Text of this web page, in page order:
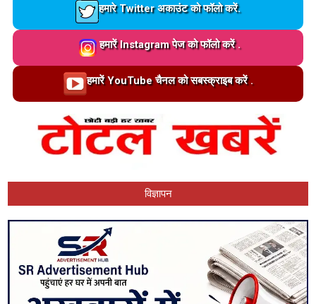
Loading…
हमारे Twitter अकाउंट को फॉलो करें.
Loading…
हमारें Instagram पेज को फॉलो करें .
Loading…हमारें YouTube चैनल को सबस्क्राइब करें .
विज्ञापन